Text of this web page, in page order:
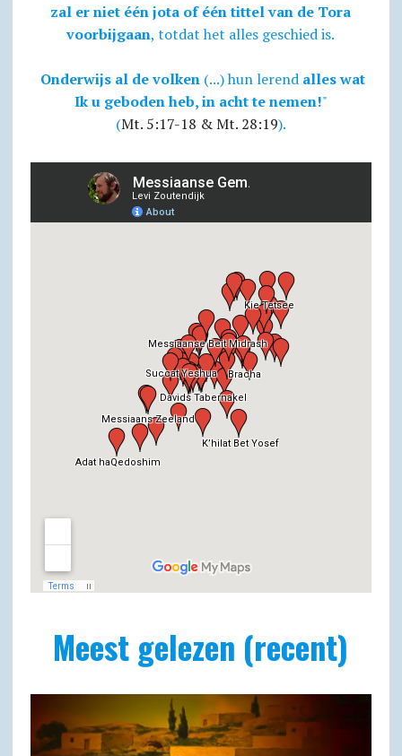
zal er niet één jota of één tittel van de Tora
voorbijgaan, totdat het alles geschied is.
Onderwijs al de volken(...) hun lerend alles wat
Ik u geboden heb, in acht te nemen!"
(Mt. 5:17-18 & Mt. 28:19).
Meest gelezen (recent)